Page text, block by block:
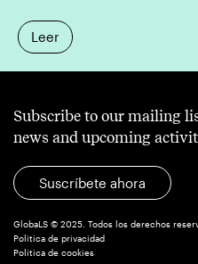
Leer
Subscribe to our mailing
news and upcoming
Suscríbete ahora
GlobaLS © 2025. Todos los derechos
Política de privacidad
Política de cookies